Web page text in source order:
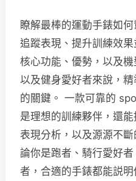
瞭解最棒的運動手錶如
追蹤表現、提升訓練效
核心功能、優勢，以及
以及健身愛好者來說，
的關鍵。 一款可靠的
是理想的訓練夥伴，還
表現分析，以及源源不
論你是跑者、騎行愛好
者，合適的手錶都能説